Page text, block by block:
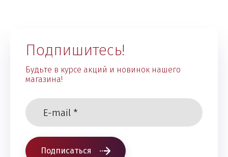
Подпишитесь!
Будьте в курсе акций и новинок нашего
магазина!
Подписаться